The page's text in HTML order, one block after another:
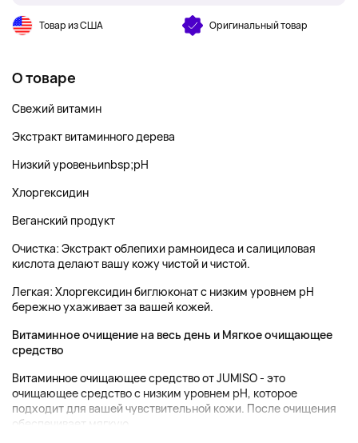
Товар из США Оригинальный товар
О товаре
Свежий витамин
Экстракт витаминного дерева
Низкий уровеньиnbsp;pH
Хлоргексидин
Веганский продукт
Очистка: Экстракт облепихи рамноидеса и салициловая
кислота делают вашу кожу чистой и чистой.
Легкая: Хлоргексидин биглюконат с низким уровнем pH
бережно ухаживает за вашей кожей.
Витаминное очищение на весь день и Мягкое очищающее
средство
Витаминное очищающее средство от JUMISO - это
очищающее средство с низким уровнем pH, которое
подходит для вашей чувствительной кожи. После очищения
обеспечивает мягкую...